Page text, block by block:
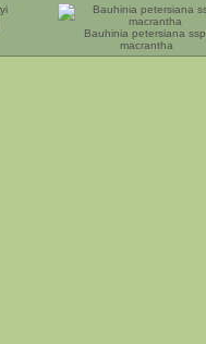
Bauhinia petersiana ssp.
macrantha